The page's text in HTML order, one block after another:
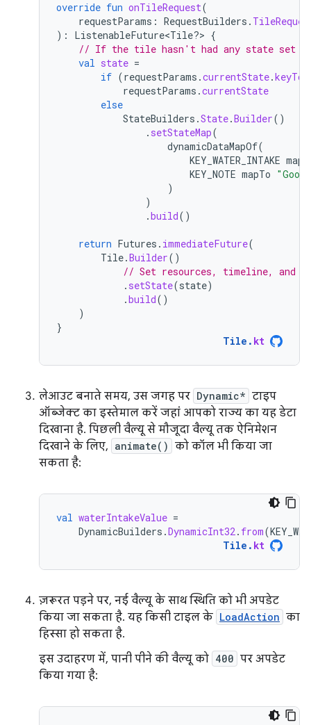
override fun onTileRequest(
requestParams : RequestBuilders .
):
ListenableFuture<Tile?> {
// If the tile hasn't had any state set
val state =
if (requestParams .currentState.
requestParams .currentState
else
StateBuilders .State.Builder()
. setStateMap(
dynamicDataMapOf(
KEY_WATER_INTAKE
KEY_NOTE mapTo "Good"
)
)
.build()
return Futures . immediateFuture(
Tile.Builder()
// Set resources, timeline, and
. setState(state)
.build()
)
}
Tile . kt
लेआउट बनाते समय, उस जगह पर Dynamic* टाइप
ऑब्जेक्ट का इस्तेमाल करें जहां आपको राज्य का यह डेटा
दिखाना है. पिछली वैल्यू से मौजूदा वैल्यू तक ऐनिमेशन
दिखाने के लिए, animate() को कॉल भी किया जा
सकता है:
val waterIntakeValue =
DynamicBuilders .DynamicInt32. from(
Tile . kt
ज़रूरत पड़ने पर, नई वैल्यू के साथ स्थिति को भी अपडेट
किया जा सकता है. यह किसी टाइल के LoadAction का
हिस्सा हो सकता है.
इस उदाहरण में, पानी पीने की वैल्यू को 400 पर अपडेट
किया गया है: